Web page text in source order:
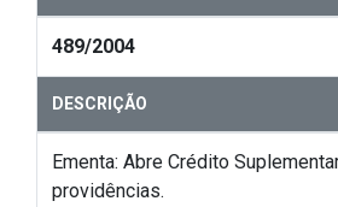
489/2004
DESCRIÇÃO
Ementa: Abre Crédito
providências.